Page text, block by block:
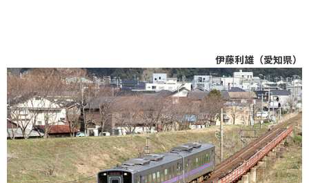
伊藤利雄（愛知県）